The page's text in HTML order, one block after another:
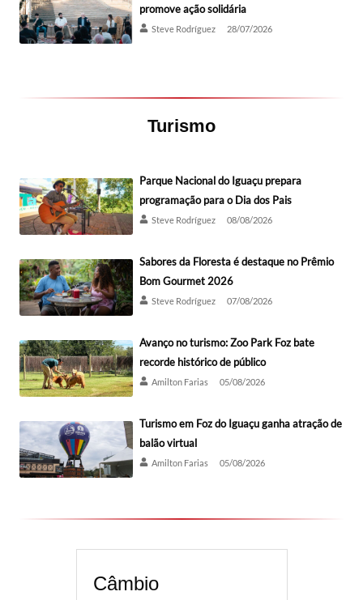
promove ação solidária
Steve Rodríguez 28/07/2026
Turismo
Parque Nacional do Iguaçu prepara
programação para o Dia dos Pais
Steve Rodríguez 08/08/2026
Sabores da Floresta é destaque no Prêmio
Bom Gourmet 2026
Steve Rodríguez 07/08/2026
Avanço no turismo: Zoo Park Foz bate
recorde histórico de público
Amilton Farias 05/08/2026
Turismo em Foz do Iguaçu ganha atração de
balão virtual
Amilton Farias 05/08/2026
Câmbio